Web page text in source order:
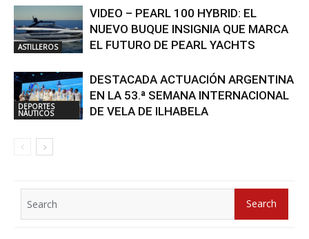
ASTILLEROS
VIDEO – PEARL 100 HYBRID: EL
NUEVO BUQUE INSIGNIA QUE MARCA
EL FUTURO DE PEARL YACHTS
DEPORTES
NÁUTICOS
DESTACADA ACTUACIÓN ARGENTINA
EN LA 53.ª SEMANA INTERNACIONAL
DE VELA DE ILHABELA
for:
Search